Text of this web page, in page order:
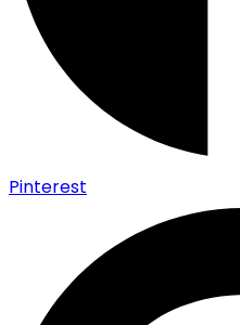
Pinterest